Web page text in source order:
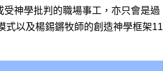
神學批判的職場事工，亦只會是過
式以及楊錫鏘牧師的創造神學框架11